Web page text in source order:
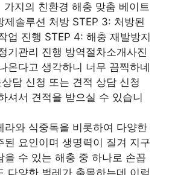
지의 친환경 해충 맞춤 베이트
제솔루션 처방 STEP 3: 처방된
업 진행 STEP 4: 해충 재발방지
기관리 진행 방역절차소개사진
온다고 생각하니 너무 끔찍하네
담 신청 또는 견적 상담 신청
셔서 견적을 받으실 수 있습니
라와 식중독을 비롯하여 다양한
된 요인이며 생명력이 질겨 지구
을 수 있는 해충 중 하나로 손꼽
다양한 벌레가 출몰하는데 이럴